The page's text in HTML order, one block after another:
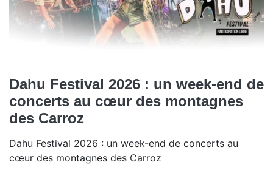
Dahu Festival 2026 : un week-end de
concerts au cœur des montagnes
des Carroz
Dahu Festival 2026 : un week-end de concerts au
cœur des montagnes des Carroz